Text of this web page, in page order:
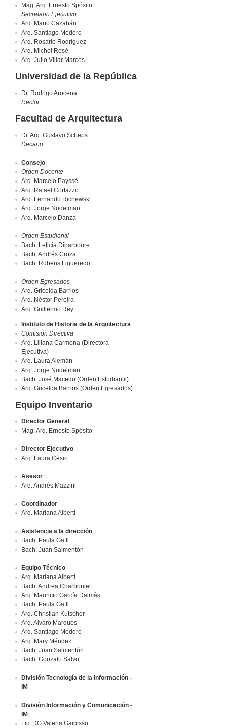
Mag. Arq. Ernesto Spósito
Secretario Ejecutivo
Arq. Mario Cazabán
Arq. Santiago Medero
Arq. Rosario Rodríguez
Arq. Michel Rosé
Arq. Julio Villar Marcos
Universidad de la República
Dr. Rodrigo Arocena
Rector
Facultad de Arquitectura
Dr. Arq. Gustavo Scheps
Decano
Consejo
Orden Docente
Arq. Marcelo Payssé
Arq. Rafael Cortazzo
Arq. Fernando Richewski
Arq. Jorge Nudelman
Arq. Marcelo Danza
Orden Estudiantil
Bach. Leticia Dibarboure
Bach. Andrés Croza
Bach. Rubens Figueredo
Orden Egresados
Arq. Gricelda Barrios
Arq. Néstor Pereira
Arq. Guillermo Rey
Instituto de Historia de la Arquitectura
Comisión Directiva
Arq. Liliana Carmona (Directora
Ejecutiva)
Arq. Laura Alemán
Arq. Jorge Nudelman
Bach. José Macedo (Orden Estudiantil)
Arq. Gricelda Barrios (Orden Egresados)
Equipo Inventario
Director General
Mag. Arq. Ernesto Spósito
Director Ejecutivo
Arq. Laura Cesio
Asesor
Arq. Andrés Mazzini
Coordinador
Arq. Mariana Alberti
Asistencia a la dirección
Bach. Paula Gatti
Bach. Juan Salmentón
Equipo Técnico
Arq. Mariana Alberti
Bach. Andrea Charbonier
Arq. Mauricio García Dalmás
Bach. Paula Gatti
Arq. Christian Kutscher
Arq. Alvaro Marques
Arq. Santiago Medero
Arq. Mary Méndez
Bach. Juan Salmentón
Bach. Gonzalo Salvo
División Tecnología de la Información -
IM
División Información y Comunicación -
IM
Lic. DG Valeria Gaibisso